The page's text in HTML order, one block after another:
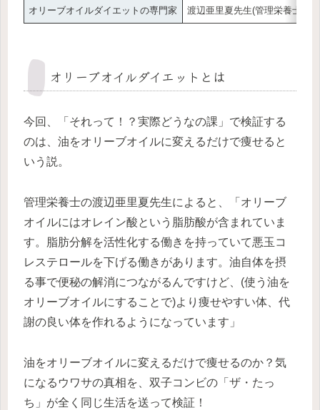
オリーブオイルダイエットの専門家 渡辺亜里夏先生(管理栄養士)
オリーブオイルダイエットとは
今回、「それって！？実際どうなの課」で検証する
のは、油をオリーブオイルに変えるだけで痩せると
いう説。
管理栄養士の渡辺亜里夏先生によると、「オリーブ
オイルにはオレイン酸という脂肪酸が含まれていま
す。脂肪分解を活性化する働きを持っていて悪玉コ
レステロールを下げる働きがあります。油自体を摂
る事で便秘の解消につながるんですけど、(使う油を
オリーブオイルにすることで)より痩せやすい体、代
謝の良い体を作れるようになっています」
油をオリーブオイルに変えるだけで痩せるのか？気
になるウワサの真相を、双子コンビの「ザ・たっ
ち」が全く同じ生活を送って検証！